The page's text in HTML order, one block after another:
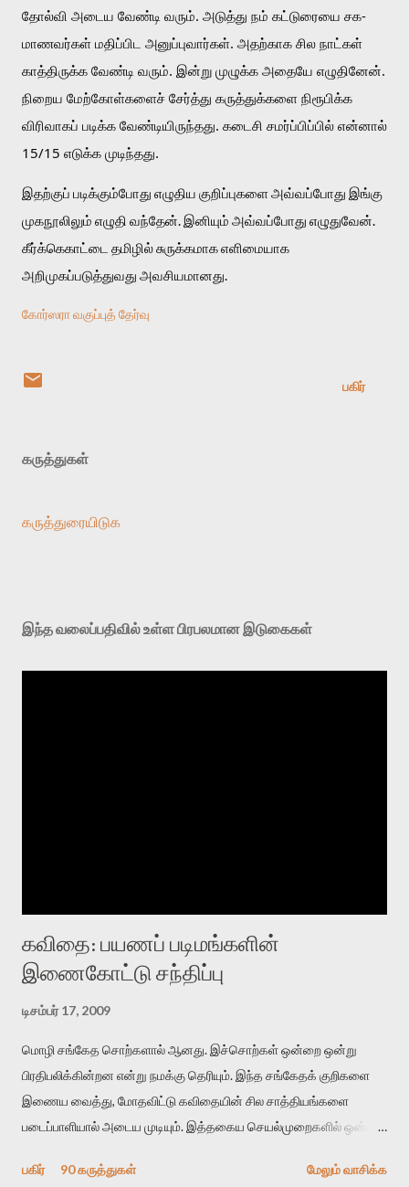
தோல்வி அடைய வேண்டி வரும். அடுத்து நம் கட்டுரையை சக-
மாணவர்கள் மதிப்பிட அனுப்புவார்கள். அதற்காக சில நாட்கள்
காத்திருக்க வேண்டி வரும். இன்று முழுக்க அதையே எழுதினேன்.
நிறைய மேற்கோள்களைச் சேர்த்து கருத்துக்களை நிரூபிக்க
விரிவாகப் படிக்க வேண்டியிருந்தது. கடைசி சமர்ப்பிப்பில் என்னால்
15/15 எடுக்க முடிந்தது.
இதற்குப் படிக்கும்போது எழுதிய குறிப்புகளை அவ்வப்போது இங்கு
முகநூலிலும் எழுதி வந்தேன். இனியும் அவ்வப்போது எழுதுவேன்.
கீர்க்கெகாட்டை தமிழில் சுருக்கமாக எளிமையாக
அறிமுகப்படுத்துவது அவசியமானது.
கோர்ஸரா வகுப்புத் தேர்வு
பகிர்
கருத்துகள்
கருத்துரையிடுக
இந்த வலைப்பதிவில் உள்ள பிரபலமான இடுகைகள்
கவிதை: பயணப் படிமங்களின்
இணைகோட்டு சந்திப்பு
டிசம்பர் 17, 2009
மொழி சங்கேத சொற்களால் ஆனது. இச்சொற்கள் ஒன்றை ஒன்று
பிரதிபலிக்கின்றன என்று நமக்கு தெரியும். இந்த சங்கேதக் குறிகளை
இணைய வைத்து, மோதவிட்டு கவிதையின் சில சாத்தியங்களை
படைப்பாளியால் அடைய முடியும். இத்தகைய செயல்முறைகளில் ஒன்றை
காலத்தில் ஜாலவித்தைக்காரர்கள் வந்து போன பின் அவர்களின்
பகிர் 90 கருத்துகள் மேலும் வாசிக்க